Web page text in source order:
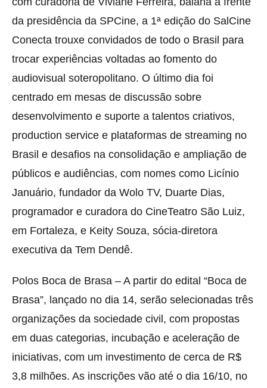
da presidência da SPCine, a 1ª edição do SalCine
Conecta trouxe convidados de todo o Brasil para
trocar experiências voltadas ao fomento do
audiovisual soteropolitano. O último dia foi
centrado em mesas de discussão sobre
desenvolvimento e suporte a talentos criativos,
production service e plataformas de streaming no
Brasil e desafios na consolidação e ampliação de
públicos e audiências, com nomes como Licínio
Januário, fundador da Wolo TV, Duarte Dias,
programador e curadora do CineTeatro São Luiz,
em Fortaleza, e Keity Souza, sócia-diretora
executiva da Tem Dendê.
Polos Boca de Brasa – A partir do edital “Boca de
Brasa”, lançado no dia 14, serão selecionadas três
organizações da sociedade civil, com propostas
em duas categorias, incubação e aceleração de
iniciativas, com um investimento de cerca de R$
3,8 milhões. As inscrições vão até o dia 16/10, no